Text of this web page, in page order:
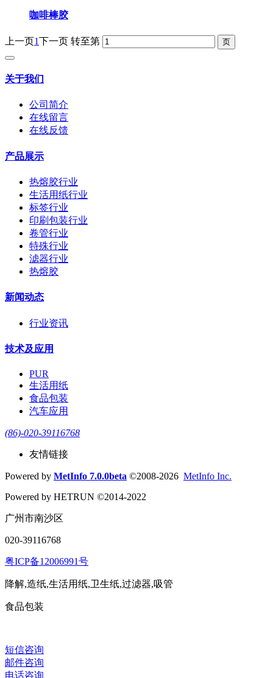
咖啡棒胶
上一页1下一页 转至第
关于我们
公司简介
在线留言
在线反馈
产品展示
热熔胶行业
生活用纸行业
标签行业
印刷包装行业
卷管行业
特殊行业
滤器行业
热熔胶
新闻动态
行业资讯
技术及应用
PUR
生活用纸
食品包装
汽车应用
(86)-020-39116768
友情链接
Powered by MetInfo 7.0.0beta ©2008-2026 MetInfo Inc.
Powered by HETRUN ©2014-2022
广州市南沙区
020-39116768
粤ICP备12006991号
降解,造纸,生活用纸,卫生纸,过滤器,吸管
食品包装
短信咨询
邮件咨询
电话咨询